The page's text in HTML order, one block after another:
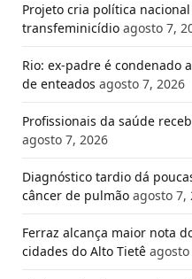
Projeto cria política
transfeminicídio agosto 7,
Rio: ex-padre é condenado
de enteados agosto 7, 2026
Profissionais da saúde
agosto 7, 2026
Diagnóstico tardio dá
câncer de pulmão agosto 7,
Ferraz alcança maior nota
cidades do Alto Tietê agosto